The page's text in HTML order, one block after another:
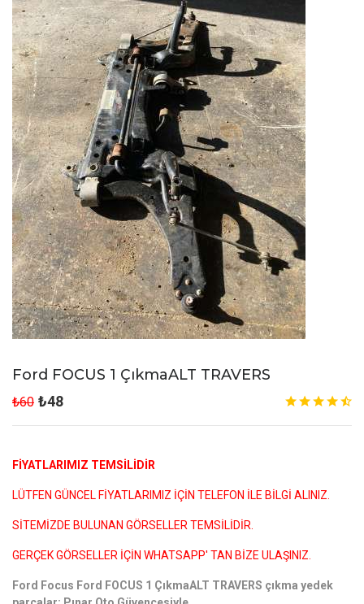
Ford FOCUS 1 ÇıkmaALT TRAVERS
₺60 ₺48
FİYATLARIMIZ TEMSİLİDİR
LÜTFEN GÜNCEL FİYATLARIMIZ İÇİN TELEFON İLE BİLGİ ALINIZ.
SİTEMİZDE BULUNAN GÖRSELLER TEMSİLİDİR.
GERÇEK GÖRSELLER İÇİN WHATSAPP' TAN BİZE ULAŞINIZ.
Ford Focus Ford FOCUS 1 ÇıkmaALT TRAVERS çıkma yedek